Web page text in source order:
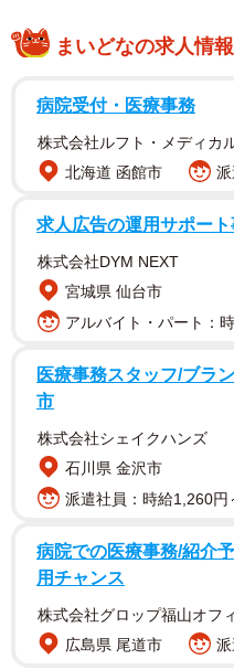
この頃の三条天皇の病の様
ん）の日記『小右記』に残
長和四年（1015）五月二
仏薬師法）が始まったこと
台座主をはじめ、天台宗の
祈祷を行いました。三条天
とあります。
昨日の申剋、御湯殿
めて悩み御する間、
り、組入を仰ぎ見て
験有り。」
まいどなの求人情報
病院受付・医療事務
株式会社ルフト・メディカ
北海道 函館市
求人広告の運用サポー
株式会社DYM NEXT
宮城県 仙台市
アルバイト・パート：
医療事務スタッフ/ブラ
市
株式会社シェイクハンズ
石川県 金沢市
派遣社員：時給1,260円
病院での医療事務/紹介
用チャンス
株式会社グロップ福山オフ
広島県 尾道市